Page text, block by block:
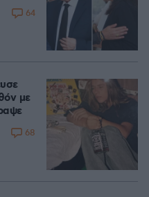
64
με
68